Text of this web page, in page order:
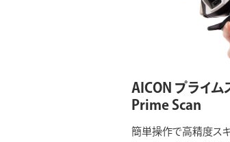
AICON プライム
Prime Scan
簡単操作で高精度ス